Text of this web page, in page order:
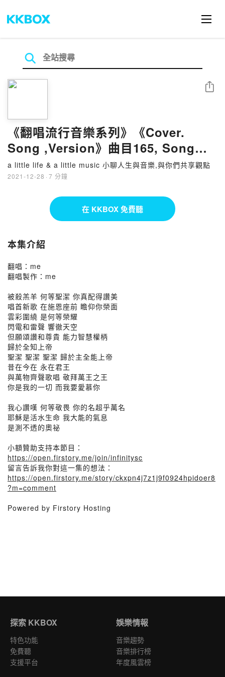
《翻唱流行音樂系列》《Cover.
Song ,Version》曲目165, Song
165 約書亞樂團/啟示錄之歌
a little life & a little music 小聊人生與音樂,與你們共享觀點
2021-12-28 · 7 分鐘
分享
在 KKBOX 免費聽
本集介紹
翻唱：me
翻唱製作：me
被殺羔羊 何等聖潔 你真配得讚美
唱首新歌 在施恩座前 瞻仰你榮面
雲彩圍繞 是何等榮耀
閃電和雷聲 響徹天空
但願頌讚和尊貴 能力智慧權柄
歸於全知上帝
聖潔 聖潔 聖潔 歸於主全能上帝
昔在今在 永在君王
與萬物齊聲歌唱 敬拜萬王之王
你是我的一切 而我要愛慕你
我心讚嘆 何等敬畏 你的名超乎萬名
耶穌是活水生命 我大能的氣息
是測不透的奧祕
小額贊助支持本節目：
https://open.firstory.me/join/infinitysc
留言告訴我你對這一集的想法：
https://open.firstory.me/story/ckxpn4j7z1j9f0924hpidoer8
?m=comment
Powered by Firstory Hosting
探索 KKBOX
特色功能
免費聽
支援平台
娛樂情報
音樂趨勢
音樂排行榜
年度風雲榜